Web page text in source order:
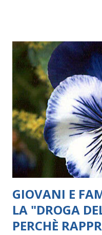
strettamente uniti. È
maturazione della
cioè il diventare
psicoanalista Didier
della musica, delle
un “involucro sonoro”
creando un primo
definito questa
struttura ps...
GIOVANI E
LA "DROGA
PERCHÈ